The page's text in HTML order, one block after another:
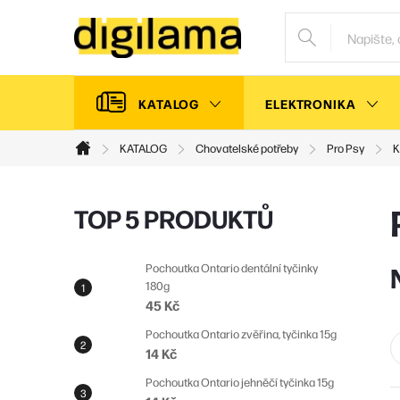
KATALOG ELEKTRONIKA
Domů
KATALOG Chovatelské potřeby Pro Psy
P
s
t
r
a
n
TOP 5 PRODUKTŮ
Pochoutka Ontario dentální tyčinky
180g
45 Kč
Pochoutka Ontario zvěřina, tyčinka 15g
14 Kč
Pochoutka Ontario jehněčí tyčinka 15g